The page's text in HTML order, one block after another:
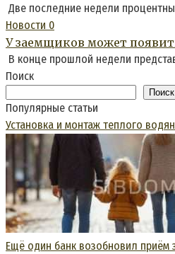
Две последние недели
Новости 0
У заемщиков может
В конце прошлой недели
Поиск
Поиск
Популярные статьи
Установка и монтаж теплого
Ещё один банк возобновил приём